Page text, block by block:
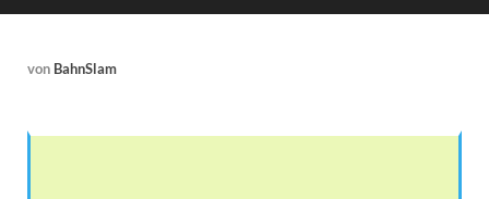
von BahnSlam